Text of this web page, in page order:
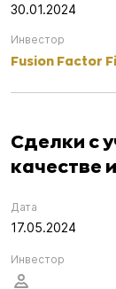
30.01.2024
Инвестор
Fusion Factor
Сделки с
качестве
Дата
17.05.2024
Инвестор